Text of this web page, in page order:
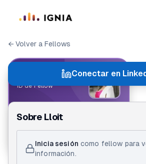
← Volver a Fellows
IGNIA FELLOW
ID de Fellow
Lloit Judith Mejia Rico
Conectar en
Sobre Lloit
Inicia sesión como fellow para
información.